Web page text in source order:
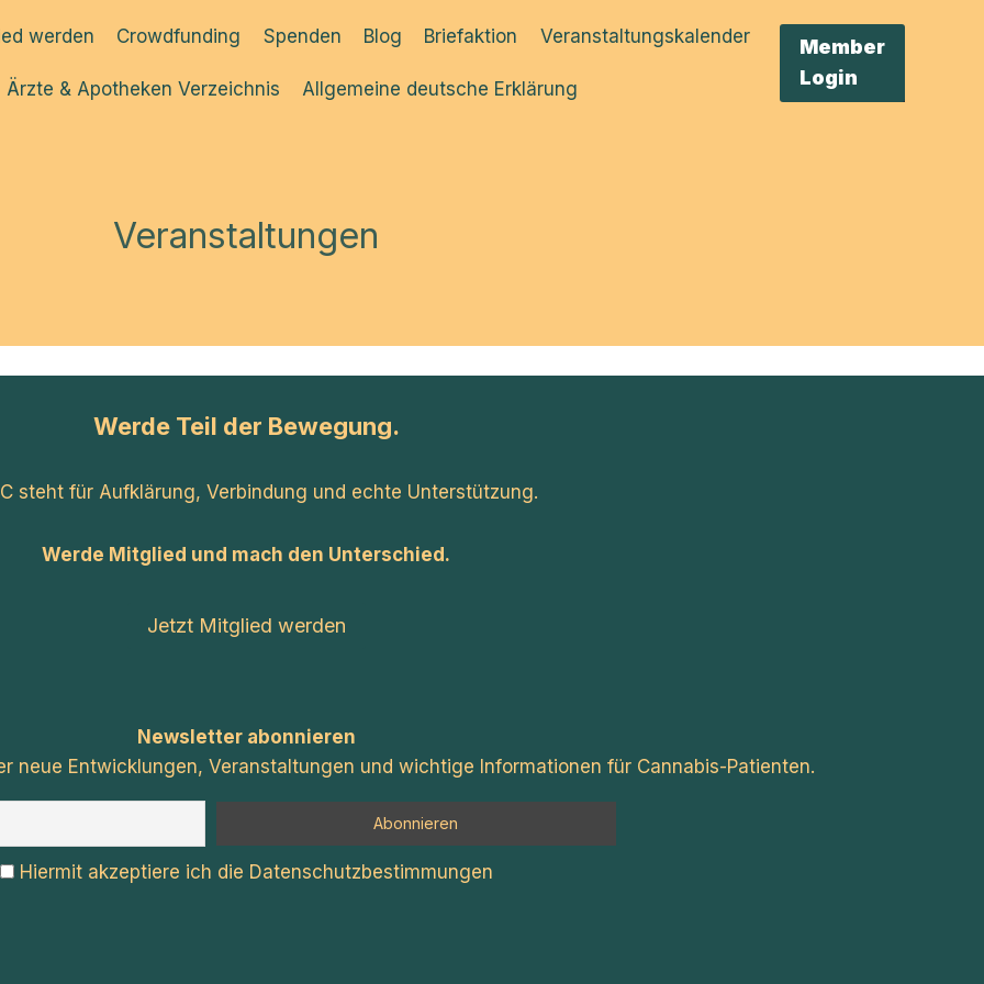
werden Crowdfunding Spenden Blog Briefaktion Veranstaltungskalender
Ärzte & Apotheken Verzeichnis Allgemeine deutsche Erklärung
Member
Login
Veranstaltungen
Werde Teil der Bewegung.
steht für Aufklärung, Verbindung und echte Unterstützung.
Werde Mitglied und mach den Unterschied.
Jetzt Mitglied werden
Newsletter abonnieren
neue Entwicklungen, Veranstaltungen und wichtige Informationen für Cannabis-Patienten.
Hiermit akzeptiere ich die Datenschutzbestimmungen